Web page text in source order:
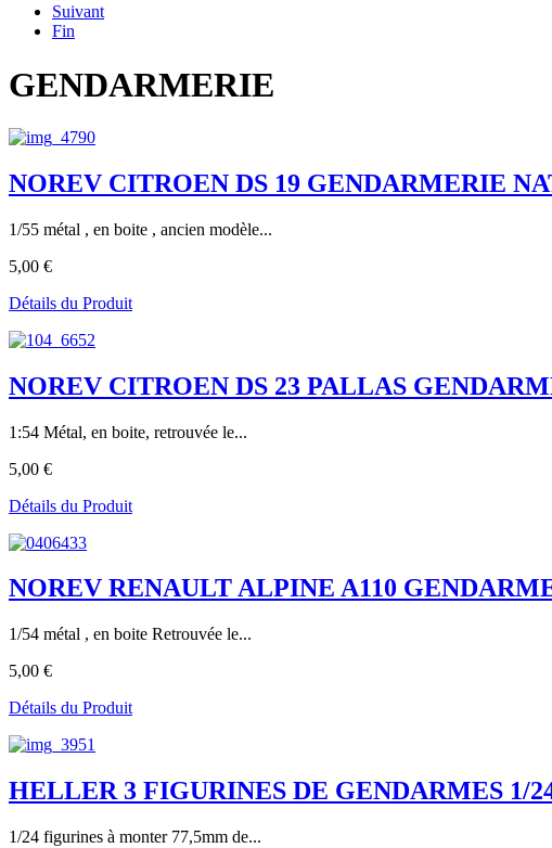
Suivant
Fin
GENDARMERIE
NOREV CITROEN DS 19 GENDARMERIE
1/55 métal , en boite , ancien modèle...
5,00 €
Détails du Produit
NOREV CITROEN DS 23 PALLAS
1:54 Métal, en boite, retrouvée le...
5,00 €
Détails du Produit
NOREV RENAULT ALPINE A110
1/54 métal , en boite Retrouvée le...
5,00 €
Détails du Produit
HELLER 3 FIGURINES DE GENDARMES 1/
1/24 figurines à monter 77,5mm de...